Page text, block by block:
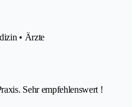
• Ärzte
Sehr empfehlenswert !